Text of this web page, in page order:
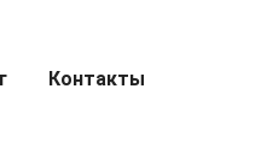
Контакты